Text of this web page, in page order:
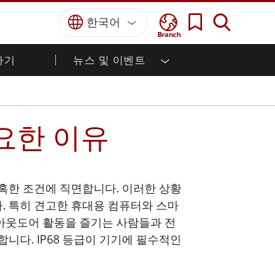
Branch
한국어
기 뉴스 및 이벤트
부 러기드 노트북
펜스 울트라 러기드 태블릿
방 패널 PC
서버
상 관제소
양
재생 에너지
속 및 광산
증／준수
한 이유
한 조건에 직면합니다. 이러한 상황
특히 견고한 휴대용 컴퓨터와 스마
도어 활동을 즐기는 사람들과 전
니다. IP68 등급이 기기에 필수적인